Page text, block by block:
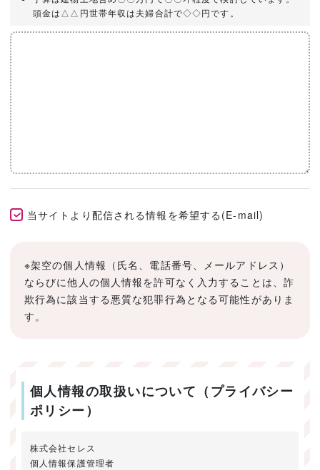
頭金は△△円世帯年収は夫婦合計で◇◇円です。
当サイトより配信される情報を希望する(E-mail)
※架空の個人情報（氏名、電話番号、メールアドレス）
ならびに他人の個人情報を許可なく入力することは、詐
欺行為に該当する悪質な犯罪行為となる可能性がありま
す。
個人情報の取扱いについて（プライバシー
ポリシー）
株式会社セレス
個人情報保護管理者